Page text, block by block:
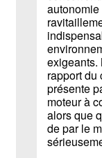
exigeants.
rapport du
présente
moteur à
alors que
de par le